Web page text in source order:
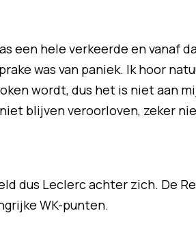
een hele verkeerde en vanaf
was van paniek. Ik hoor
wordt, dus het is niet aan
blijven veroorloven, zeker
dus Leclerc achter zich. De
WK-punten.